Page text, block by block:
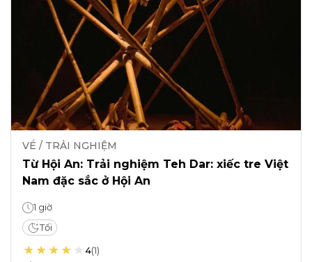
VÉ / TRẢI NGHIỆM
Từ Hội An: Trải nghiệm Teh Dar: xiếc tre Việt
Nam đặc sắc ở Hội An
1 giờ
Tối
4(1)